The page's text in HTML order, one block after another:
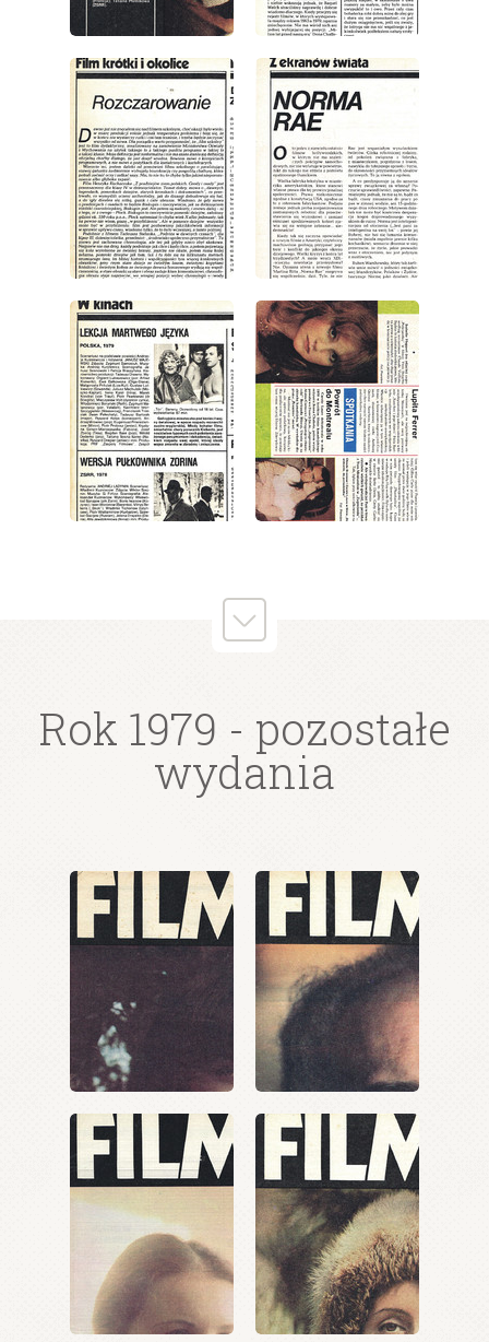
wydanie: 38/1979 wydanie: 38/1979
wydanie: 38/1979 wydanie: 38/1979
wydanie: 38/1979 wydanie: 38/1979
wydanie: 38/1979 wydanie: 38/1979
Rok 1979 - pozostałe
wydania